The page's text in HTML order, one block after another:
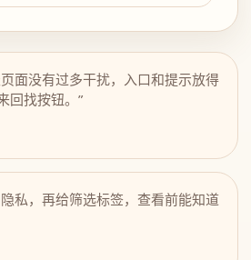
面没有过多干扰，入口和提示放得
回找按钮。”
私，再给筛选标签，查看前能知道